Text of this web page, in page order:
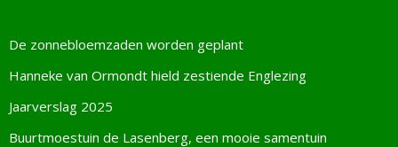
De zonnebloemzaden worden geplant
Hanneke van Ormondt hield zestiende Englezing
Jaarverslag 2025
Buurtmoestuin de Lasenberg, een mooie samentuin